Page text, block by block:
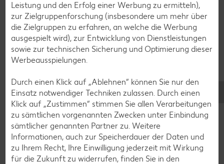
Glutenfreie Rezepte
Leistung und den Erfolg einer Werbung zu ermitteln),
zur Zielgruppenforschung (insbesondere um mehr über
die Zielgruppen zu erfahren, an welche die Werbung
ausgespielt wird), zur Entwicklung von Dienstleistungen
sowie zur technischen Sicherung und Optimierung dieser
Werbeausspielungen.
Durch einen Klick auf „Ablehnen“ können Sie nur den
Einsatz notwendiger Techniken zulassen. Durch einen
Klick auf „Zustimmen“ stimmen Sie allen Verarbeitungen
zu sämtlichen vorgenannten Zwecken unter Einbindung
sämtlicher genannten Partner zu. Weitere
Informationen, auch zur Speicherdauer der Daten und
zu Ihrem Recht, Ihre Einwilligung jederzeit mit Wirkung
für die Zukunft zu widerrufen, finden Sie in den